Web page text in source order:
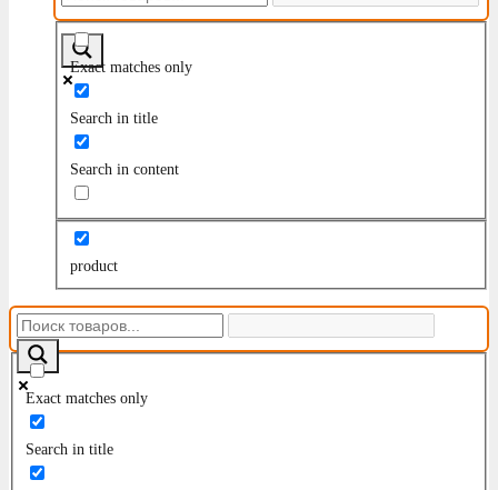
Exact matches only
Search in title
Search in content
product
Exact matches only
Search in title